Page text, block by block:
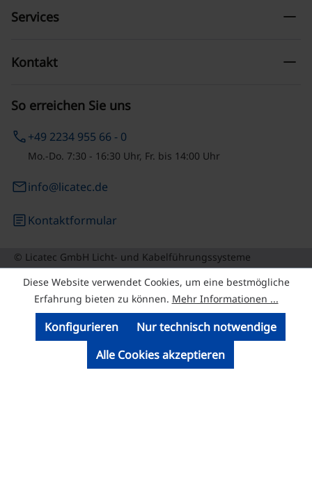
So erreichen Sie uns
phone+49 2234 955 66 - 0
Mo.-Do. 7:30 - 16:30 Uhr, Fr. bis 14:00 Uhr
emailinfo@licatec.de
articleKontaktformular
Services remove
Kontakt remove
© Licatec GmbH Licht- und Kabelführungssysteme
Diese Website verwendet Cookies, um eine bestmögliche
Erfahrung bieten zu können. Mehr Informationen ...
Nur technisch notwendige
Konfigurieren
Alle Cookies akzeptieren